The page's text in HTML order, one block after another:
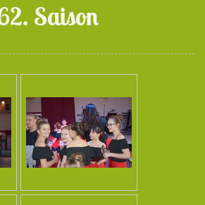
Saison